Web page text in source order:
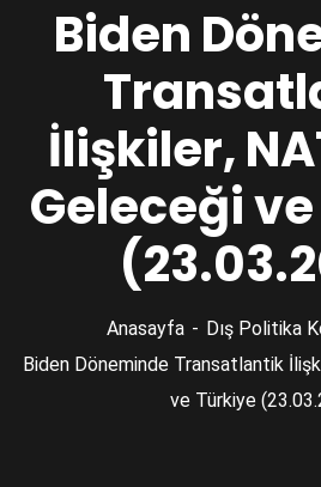
Biden
İlişkiler,
Geleceği
Anasayfa
Dış Politika
Biden Döneminde Transatlantik
ve Türkiye